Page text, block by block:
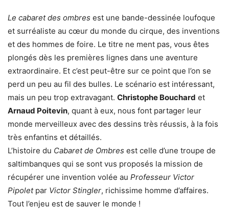
Le cabaret des ombres est une bande-dessinée loufoque
et surréaliste au cœur du monde du cirque, des inventions
et des hommes de foire. Le titre ne ment pas, vous êtes
plongés dès les premières lignes dans une aventure
extraordinaire. Et c’est peut-être sur ce point que l’on se
perd un peu au fil des bulles. Le scénario est intéressant,
mais un peu trop extravagant. Christophe Bouchard et
Arnaud Poitevin, quant à eux, nous font partager leur
monde merveilleux avec des dessins très réussis, à la fois
très enfantins et détaillés.
L’histoire du Cabaret de Ombres est celle d’une troupe de
saltimbanques qui se sont vus proposés la mission de
récupérer une invention volée au Professeur Victor
Pipoletpar Victor Stingler, richissime homme d’affaires.
Tout l’enjeu est de sauver le monde !